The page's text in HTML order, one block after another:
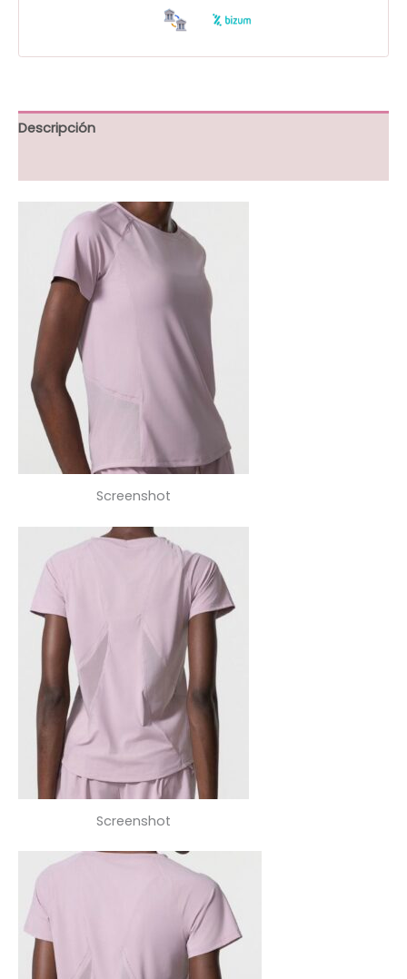
Descripción
Screenshot
Screenshot